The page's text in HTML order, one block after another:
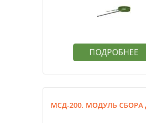
ПОДРОБНЕЕ
МСД-200. МОДУЛЬ